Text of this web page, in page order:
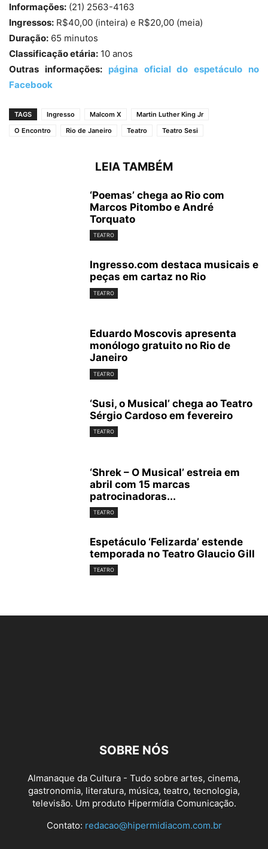
Informações: (21) 2563-4163
Ingressos: R$40,00 (inteira) e R$20,00 (meia)
Duração: 65 minutos
Classificação etária: 10 anos
Outras informações: página oficial do espetáculo no
Facebook
TAGS Ingresso Malcom X
Martin Luther King Jr
O Encontro
Rio de Janeiro Teatro Teatro Sesi
LEIA TAMBÉM
‘Poemas’ chega ao Rio com
Marcos Pitombo e André
Torquato
TEATRO
Ingresso.com destaca musicais e
peças em cartaz no Rio
TEATRO
Eduardo Moscovis apresenta
monólogo gratuito no Rio de
Janeiro
TEATRO
‘Susi, o Musical’ chega ao Teatro
Sérgio Cardoso em fevereiro
TEATRO
‘Shrek – O Musical’ estreia em
abril com 15 marcas
patrocinadoras...
TEATRO
Espetáculo ‘Felizarda’ estende
temporada no Teatro Glaucio Gill
TEATRO
SOBRE NÓS
Almanaque da Cultura - Tudo sobre artes, cinema,
gastronomia, literatura, música, teatro, tecnologia,
televisão. Um produto Hipermídia Comunicação.
Contato: redacao@hipermidiacom.com.br